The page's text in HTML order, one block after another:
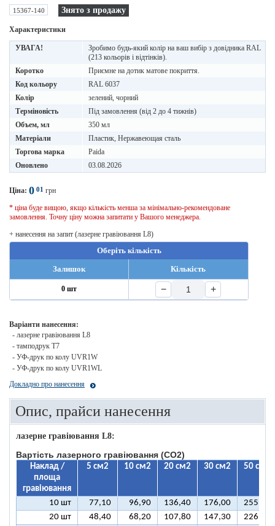
15367-140 Знято з продажу
Характеристики
УВАГА!
Зробимо будь-який колір на ваш вибір з довідника RAL
(213 кольорів і відтінків).
Коротко
Приємне на дотик матове покриття.
Код кольору
RAL 6037
Колір
зелений, чорний
Терміновість
Під замовлення (від 2 до 4 тижнів)
Объем, мл
350 мл
Матеріали
Пластик, Нержавеющая сталь
Торгова марка
Paida
Оновлено
03.08.2026
Ціна: 0 01 грн
* ціна буде вищою, якщо кількість менша за мінімально-рекомендоване
замовлення. Точну ціну можна запитати у Вашого менеджера.
+ нанесення на запит (лазерне гравіювання L8)
Оберіть кількість
Залишок
Кількість
0 шт − +
Варіанти нанесення:
- лазерне гравіювання L8
- тамподрук T7
- УФ-друк по колу UVR1W
- УФ-друк по колу UVR1WL
Докладно про нанесення
Опис, прайси нанесення
лазерне гравіювання L8:
Вартість лазерного гравіювання (CO2)
Наклад /
площа
гравіювання
5 см2 10 см2 20 см2 30 см2 50 см2
10 шт 77,10 96,90 136,40 176,00
255,10
20 шт
48,40 68,20 107,80 147,30
226,50